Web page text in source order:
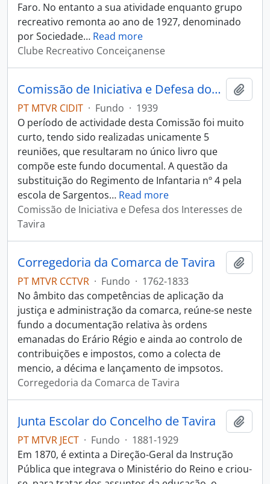
Faro. No entanto a sua atividade enquanto grupo
recreativo remonta ao ano de 1927, denominado
por Sociedade… Read more
Clube Recreativo Conceiçanense
Comissão de Iniciativa e Defesa dos Interesses de Tavira
PT MTVR CIDIT · Fundo · 1939
O período de actividade desta Comissão foi muito
curto, tendo sido realizadas unicamente 5
reuniões, que resultaram no único livro que
compõe este fundo documental. A questão da
substituição do Regimento de Infantaria nº 4 pela
escola de Sargentos… Read more
Comissão de Iniciativa e Defesa dos Interesses de
Tavira
Corregedoria da Comarca de Tavira
PT MTVR CCTVR · Fundo · 1762-1833
No âmbito das competências de aplicação da
justiça e administração da comarca, reúne-se neste
fundo a documentação relativa às ordens
emanadas do Erário Régio e ainda ao controlo de
contribuições e impostos, como a colecta de
mencio, a décima e lançamento de impsotos.
Corregedoria da Comarca de Tavira
Junta Escolar do Concelho de Tavira
PT MTVR JECT · Fundo · 1881-1929
Em 1870, é extinta a Direção-Geral da Instrução
Pública que integrava o Ministério do Reino e criou-